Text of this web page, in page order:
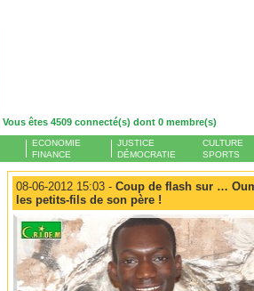
Vous êtes 4509 connecté(s) dont 0 membre(s)
ECONOMIE
FINANCE
JUSTICE
DÉMOCRATIE
CULTURE
SPORTS
08-06-2012 15:03 - Coup de flash sur …
les petits-fils de son père !